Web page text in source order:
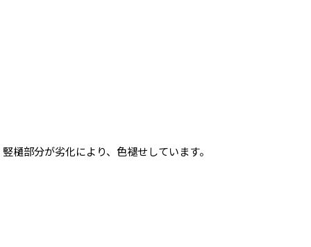
竪樋部分が劣化により、色褪せしています。